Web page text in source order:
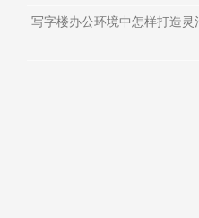
写字楼办公环境中怎样打造灵